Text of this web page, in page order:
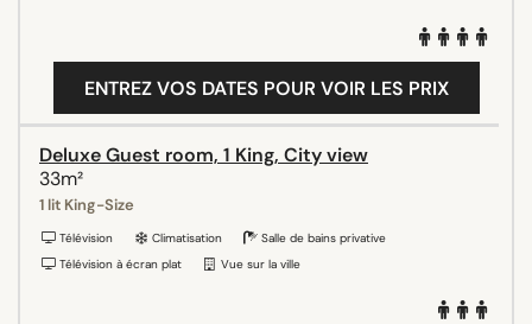
ENTREZ VOS DATES POUR VOIR LES PRIX
Deluxe Guest room, 1 King, City view
33m²
1 lit King-Size
Télévision Climatisation
Salle de bains privative
Télévision à écran plat
Vue sur la ville